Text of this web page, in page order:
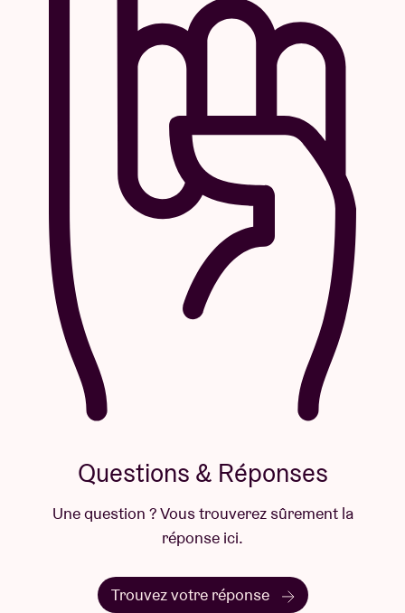
Questions & Réponses
Une question ? Vous trouverez sûrement la
réponse ici.
Trouvez votre réponse